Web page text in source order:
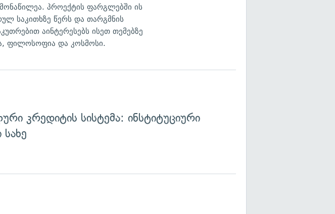
პროექტის ფარგლებში ის
საკითხზე წერს და თარგმნის
აინტერესებს ისეთ თემებზე
ფილოსოფია და კოსმოსი.
კრედიტის სისტემა: ინსტიტუციური